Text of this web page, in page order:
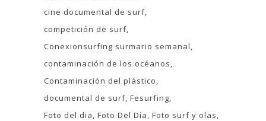
cine documental de surf
competición de surf
Conexionsurfing surmario semanal
contaminación de los océanos
Contaminación del plástico
documental de surf Fesurfing
Foto del dia Foto Del Día Foto surf y olas